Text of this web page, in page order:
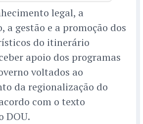
legal, a
a gestão e a promoção dos
do itinerário
apoio dos programas
voltados ao
da regionalização do
com o texto
DOU.